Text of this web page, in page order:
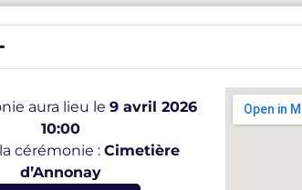
aura lieu le 9 avril 2026
10:00
cérémonie :Cimetière
d’Annonay